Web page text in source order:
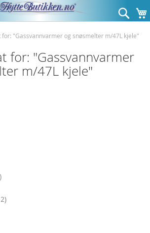
Søk
for: "Gassvannvarmer og snøsmelter m/47L kjele"
for: "Gassvannvarmer
m/47L kjele"
produkt
produkt